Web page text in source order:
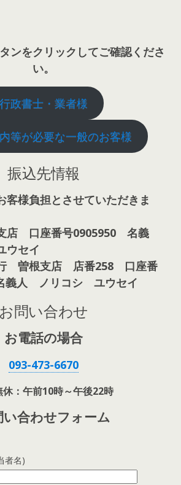
ンをクリックしてご確認くださ
い。
行政書士・業者様
等が必要な一般のお客様
振込先情報
客様負担とさせていただきま
店 口座番号0905950 名義
セイ
曽根支店 店番258 口座番
人 ノリコシ ユウセイ
お問い合わせ
お電話の場合
093-473-6670
休：午前10時～午後22時
い合わせフォーム
者名)